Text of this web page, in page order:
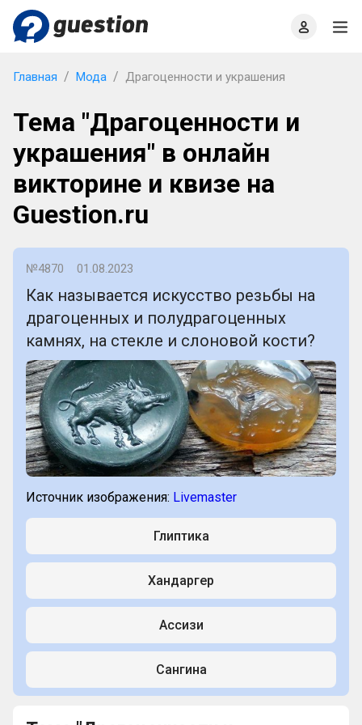
Главная Мода Драгоценности и украшения
Тема "Драгоценности и
украшения" в онлайн
викторине и квизе на
Guestion.ru
№4870 01.08.2023
Как называется искусство резьбы на
драгоценных и полудрагоценных
камнях, на стекле и слоновой кости?
Источник изображения: Livemaster
Глиптика
Хандаргер
Ассизи
Сангина